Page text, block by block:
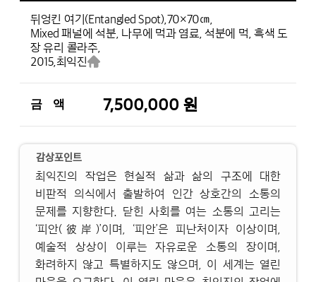
뒤엉킨 여기(Entangled Spot), 70×70㎝,
Mixed 패널에 석분, 나무에 먹과 염료, 석분에 먹, 흑색 도
장 유리 콜라주,
2015, 최익진
금 액 7,500,000 원
감상포인트
최익진의 작업은 현실적 삶과 삶의 구조에 대한
비판적 의식에서 출발하여 인간 상호간의 소통의
문제를 지향한다. 닫힌 사회를 여는 소통의 고리는
‘피안(彼岸)’이며, ‘피안’은 피난처이자 이상이며,
예술적 상상이 이루는 자유로운 소통의 장이며,
화려하지 않고 특별하지도 않으며, 이 세계는 열린